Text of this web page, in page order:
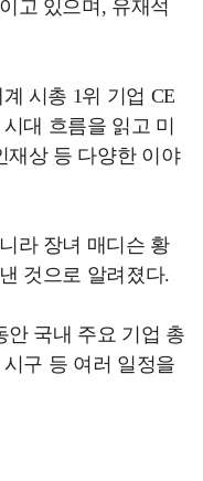
고 있으며, 유재석
시총 1위 기업 CE
대 흐름을 읽고 미
재상 등 다양한 이야
라 장녀 매디슨 황
것으로 알려졌다.
안 국내 주요 기업 총
구 등 여러 일정을